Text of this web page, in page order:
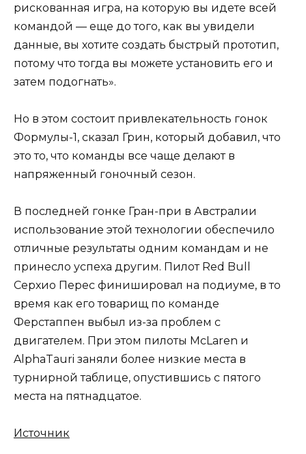
рискованная игра, на которую вы идете всей
командой — еще до того, как вы увидели
данные, вы хотите создать быстрый прототип,
потому что тогда вы можете установить его и
затем подогнать».
Но в этом состоит привлекательность гонок
Формулы-1, сказал Грин, который добавил, что
это то, что команды все чаще делают в
напряженный гоночный сезон.
В последней гонке Гран-при в Австралии
использование этой технологии обеспечило
отличные результаты одним командам и не
принесло успеха другим. Пилот Red Bull
Серхио Перес финишировал на подиуме, в то
время как его товарищ по команде
Ферстаппен выбыл из-за проблем с
двигателем. При этом пилоты McLaren и
AlphaTauri заняли более низкие места в
турнирной таблице, опустившись с пятого
места на пятнадцатое.
Источник